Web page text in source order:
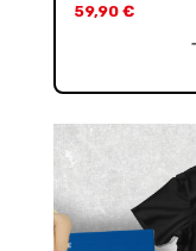
59,90 €